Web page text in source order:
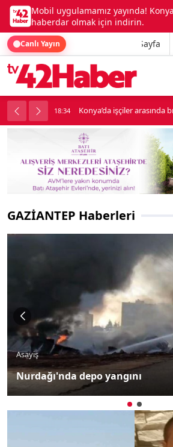
Mobil uygulamamız yayında!
haberdar olmak için indirin.
Canlı Yayın Ana Sayfa
kavga çıktı 18:34 Lüks otomobille kar
GAZİANTEP Haberleri
Yerel
Gaziantep'te elektrik
yangın